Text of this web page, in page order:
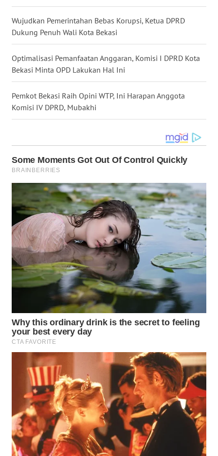
Wujudkan Pemerintahan Bebas Korupsi, Ketua DPRD
Dukung Penuh Wali Kota Bekasi
Optimalisasi Pemanfaatan Anggaran, Komisi I DPRD Kota
Bekasi Minta OPD Lakukan Hal Ini
Pemkot Bekasi Raih Opini WTP, Ini Harapan Anggota
Komisi IV DPRD, Mubakhi
WN
MALUKU
WN
MALUT
WN
DAIRI
NIAS
WN
LANGKAT
WN
TAPANULI
SELATAN
LESUNG
WN
KARO
WN
SIMALUNGUN
WN
LABUHANBATU
WN